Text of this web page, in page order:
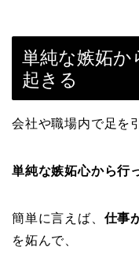
単純な嫉妬か
起きる
会社や職場内で足を
単純な嫉妬心から行
簡単に言えば、 仕事
を妬んで、